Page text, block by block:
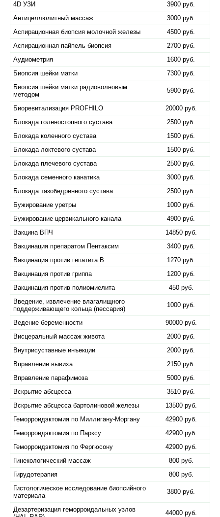
4D УЗИ
3900 руб.
Антицеллюлитный массаж
3000 руб.
Аспирационная биопсия молочной железы
4500 руб.
Аспирационная пайпель биопсия
2700 руб.
Аудиометрия
1600 руб.
Биопсия шейки матки
7300 руб.
Биопсия шейки матки радиоволновым
методом
5900 руб.
Биоревитализация PROFHILO
20000 руб.
Блокада голеностопного сустава
2500 руб.
Блокада коленного сустава
1500 руб.
Блокада локтевого сустава
1500 руб.
Блокада плечевого сустава
2500 руб.
Блокада семенного канатика
3000 руб.
Блокада тазобедренного сустава
2500 руб.
Бужирование уретры
1000 руб.
Бужирование цервикального канала
4900 руб.
Вакцина ВПЧ
14850 руб.
Вакцинация препаратом Пентаксим
3400 руб.
Вакцинация против гепатита В
1270 руб.
Вакцинация против гриппа
1200 руб.
Вакцинация против полиомиелита
450 руб.
Введение, извлечение влагалищного
поддерживающего кольца (пессария)
1000 руб.
Ведение беременности
90000 руб.
Висцеральный массаж живота
2000 руб.
Внутрисуставные инъекции
2000 руб.
Вправление вывиха
2150 руб.
Вправление парафимоза
5000 руб.
Вскрытие абсцесса
3510 руб.
Вскрытие абсцесса бартолиновой железы
13500 руб.
Геморроидэктомия по Миллигану-Моргану
42900 руб.
Геморроидэктомия по Парксу
42900 руб.
Геморроидэктомия по Фергюсону
42900 руб.
Гинекологический массаж
800 руб.
Гирудотерапия
800 руб.
Гистологическое исследование биопсийного
материала
3800 руб.
Дезартеризация геморроидальных узлов
44000 руб.